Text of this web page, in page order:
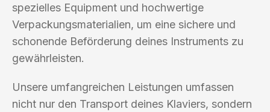
spezielles Equipment und hochwertige
Verpackungsmaterialien, um eine sichere und
schonende Beförderung deines Instruments zu
gewährleisten.
Unsere umfangreichen Leistungen umfassen
nicht nur den Transport deines Klaviers, sondern